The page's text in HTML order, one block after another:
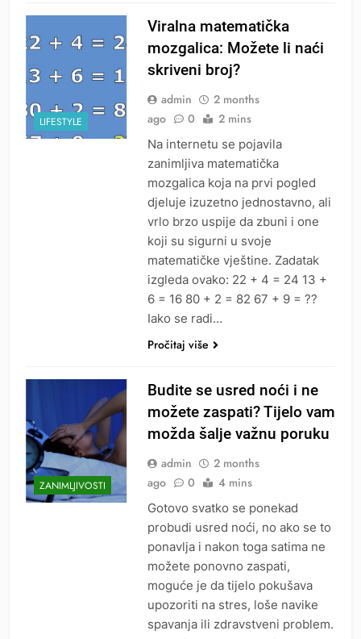
LIFESTYLE
Viralna matematička
mozgalica: Možete li naći
skriveni broj?
admin
2 months
ago
0 2 mins
Na internetu se pojavila
zanimljiva matematička
mozgalica koja na prvi pogled
djeluje izuzetno jednostavno, ali
vrlo brzo uspije da zbuni i one
koji su sigurni u svoje
matematičke vještine. Zadatak
izgleda ovako: 22 + 4 = 24 13 +
6 = 16 80 + 2 = 82 67 + 9 = ??
Iako se radi…
Pročitaj više
ZANIMLJIVOSTI
Budite se usred noći i ne
možete zaspati? Tijelo vam
možda šalje važnu poruku
admin
2 months
ago
0 4 mins
Gotovo svatko se ponekad
probudi usred noći, no ako se to
ponavlja i nakon toga satima ne
možete ponovno zaspati,
moguće je da tijelo pokušava
upozoriti na stres, loše navike
spavanja ili zdravstveni problem.